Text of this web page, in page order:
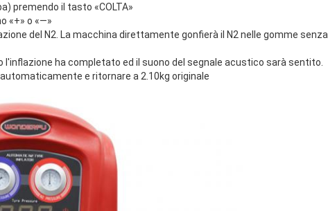
premendo il tasto «COLTA»
«+» o «—»
del N2. La macchina direttamente gonfierà il N2 nelle gomme senza
l'inflazione ha completato ed il suono del segnale acustico sarà sentito.
e ritornare a 2.10kg originale